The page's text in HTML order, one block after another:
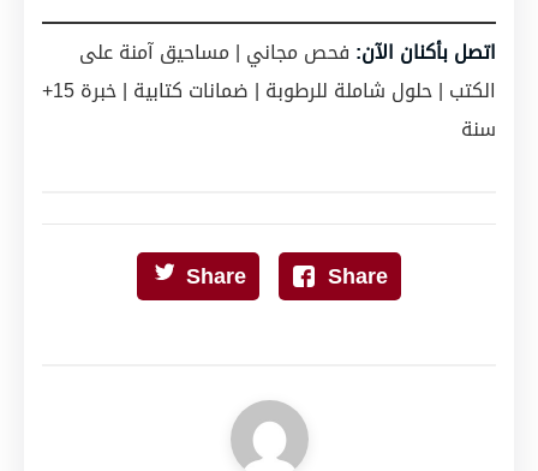
اتصل بأكنان الآن: فحص مجاني | مساحيق آمنة على
الكتب | حلول شاملة للرطوبة | ضمانات كتابية | خبرة 15+
سنة
Share
Share